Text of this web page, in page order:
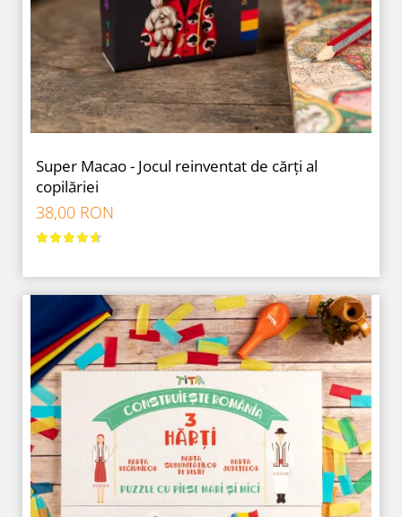
9 Ani
10 Ani
11 - 14 Ani
14+ Ani
Colecția Păcălici
TOATE JOCURILE
Super Macao - Jocul reinventat de cărți al
copilăriei
38,00 RON